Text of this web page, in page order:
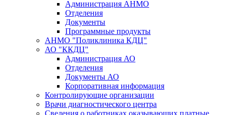
Администрация АНМО
Отделения
Документы
Программные продукты
АНМО "Поликлиника КДЦ"
АО "ККДЦ"
Администрация АО
Отделения
Документы АО
Корпоративная информация
Контролирующие организации
Врачи диагностического центра
Сведения о работниках оказывающих платные